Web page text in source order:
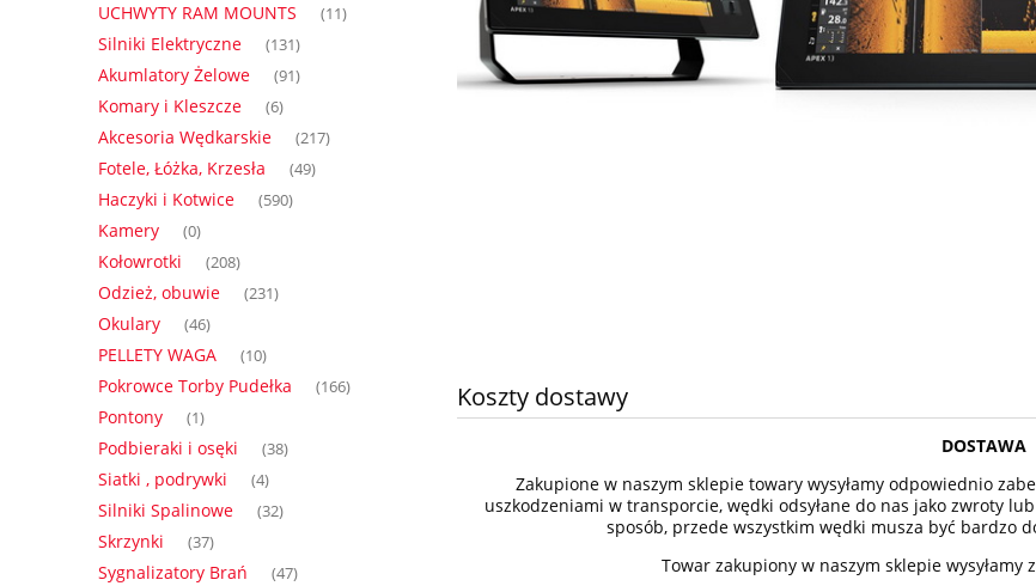
UCHWYTY RAM MOUNTS (11)
Silniki Elektryczne (131)
Akumlatory Żelowe (91)
Komary i Kleszcze (6)
Akcesoria Wędkarskie (217)
Fotele, Łóżka, Krzesła (49)
Haczyki i Kotwice (590)
Kamery (0)
Kołowrotki (208)
Odzież, obuwie (231)
Okulary (46)
PELLETY WAGA (10)
Pokrowce Torby Pudełka (166)
Pontony (1)
Podbieraki i osęki (38)
Siatki , podrywki (4)
Silniki Spalinowe (32)
Skrzynki (37)
Sygnalizatory Brań (47)
Koszty dostawy
DOSTAWA
Zakupione w naszym sklepie towary wysyłamy odpowiednio
uszkodzeniami w transporcie, wędki odsyłane do nas jako zwroty
sposób, przede wszystkim wędki musza być bardzo
Towar zakupiony w naszym sklepie